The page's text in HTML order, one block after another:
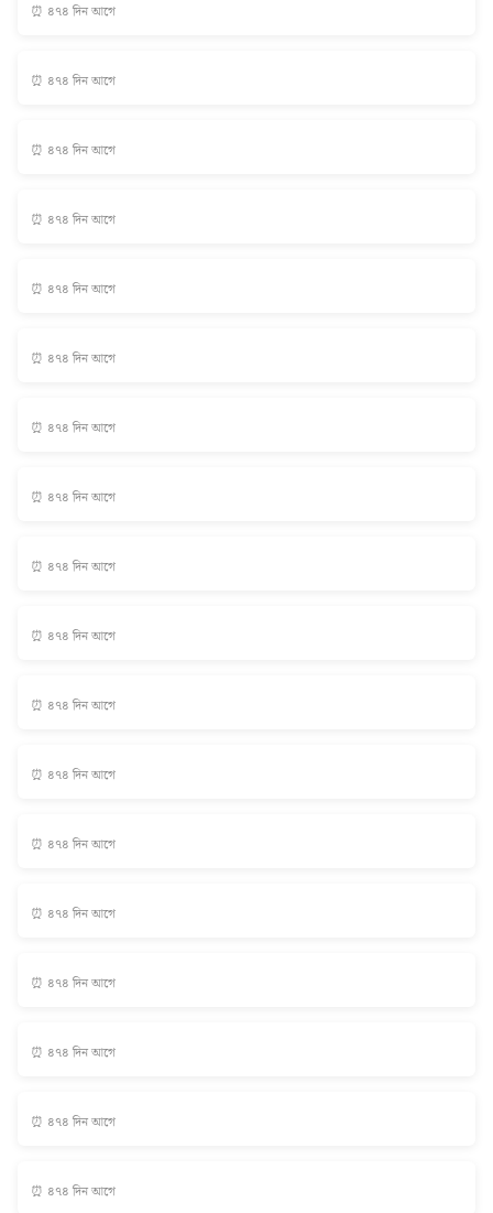
⏰ ৪৭৪ দিন আগে
⏰ ৪৭৪ দিন আগে
⏰ ৪৭৪ দিন আগে
⏰ ৪৭৪ দিন আগে
⏰ ৪৭৪ দিন আগে
⏰ ৪৭৪ দিন আগে
⏰ ৪৭৪ দিন আগে
⏰ ৪৭৪ দিন আগে
⏰ ৪৭৪ দিন আগে
⏰ ৪৭৪ দিন আগে
⏰ ৪৭৪ দিন আগে
⏰ ৪৭৪ দিন আগে
⏰ ৪৭৪ দিন আগে
⏰ ৪৭৪ দিন আগে
⏰ ৪৭৪ দিন আগে
⏰ ৪৭৪ দিন আগে
⏰ ৪৭৪ দিন আগে
⏰ ৪৭৪ দিন আগে